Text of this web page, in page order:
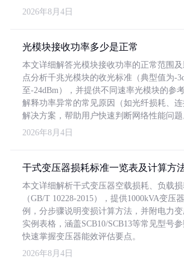
2026年8月4日
光模块接收功率多少是正常
本文详细解答光模块接收功率的正常范围
点分析千兆光模块的收光标准（典型值为-
至-24dBm），并提供不同速率光模块的参
解释功率异常的常见原因（如光纤损耗、连
解决方案，帮助用户快速判断网络性能问题
2026年8月4日
干式变压器损耗标准一览表及计算方
本文详细解析干式变压器空载损耗、负载
（GB/T 10228-2015），提供1000kVA变压
例，分步骤说明变损计算方法，并附电力
实例表格，涵盖SCB10/SCB13等常见型号
快速掌握变压器能效评估要点。
2026年8月4日